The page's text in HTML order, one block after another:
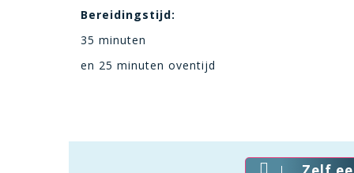
Bereidingstijd:
35 minuten
en 25 minuten oventijd